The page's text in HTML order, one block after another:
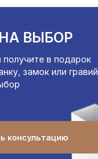
ВЫБОР
в подарок
замок или гравий
консультацию